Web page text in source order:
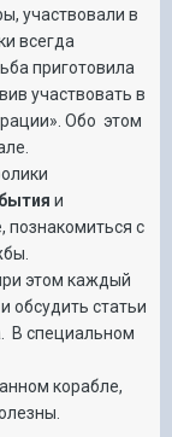
участвовали в
всегда
приготовила
участвовать в
Обо этом
и
познакомиться с
этом каждый
и обсудить статьи
В специальном
корабле,